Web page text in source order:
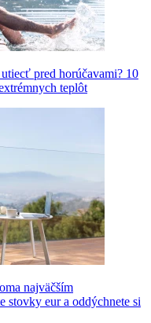
pred horúčavami? 10
teplôt
najväčším
stovky eur a oddýchnete si